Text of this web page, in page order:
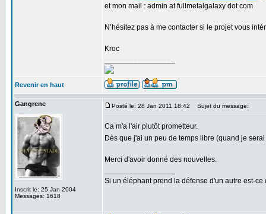
et mon mail : admin at fullmetalgalaxy dot com
N’hésitez pas à me contacter si le projet vous
Kroc
Revenir en haut
Gangrene
Inscrit le: 25 Jan 2004
Messages: 1618
Posté le: 28 Jan 2011 18:42 Sujet du message:
Ca m'a l'air plutôt prometteur.
Dès que j'ai un peu de temps libre (quand je
Merci d'avoir donné des nouvelles.
Si un éléphant prend la défense d'un autre est-ce